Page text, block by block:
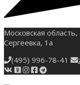
Московская
Сергеевка, 1а
(495) 996-78-41